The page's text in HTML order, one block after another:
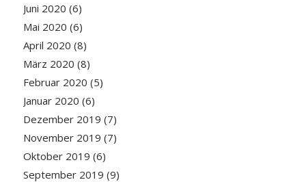
Juni 2020 (6)
Mai 2020 (6)
April 2020 (8)
März 2020 (8)
Februar 2020 (5)
Januar 2020 (6)
Dezember 2019 (7)
November 2019 (7)
Oktober 2019 (6)
September 2019 (9)